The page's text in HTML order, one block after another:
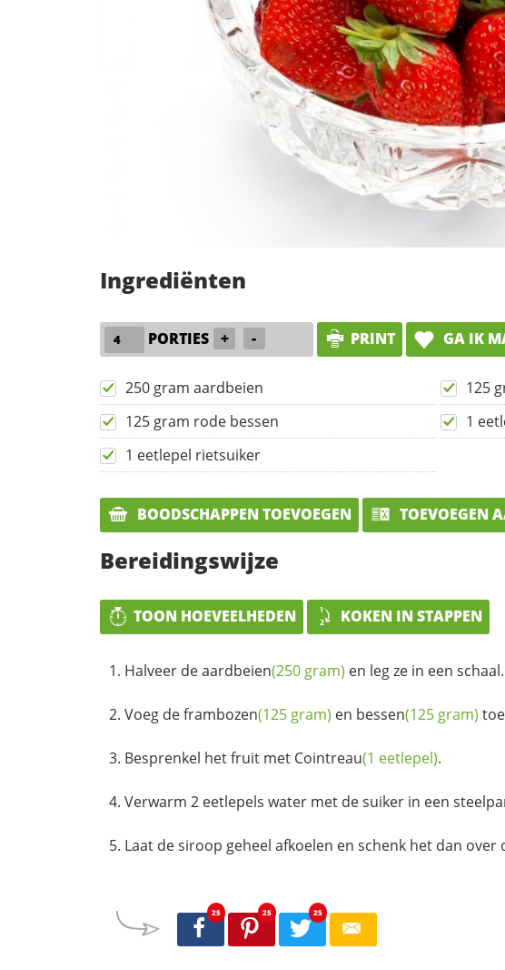
Ingrediënten
PORTIES + - PRINT GA IK
250 gram aardbeien
125
125 gram rode bessen
1
1 eetlepel rietsuiker
BOODSCHAPPEN TOEVOEGEN TOEVOEGEN
Bereidingswijze
TOON HOEVEELHEDEN KOKEN IN STAPPEN
Halveer deaardbeien(250 gram) en leg ze in een schaal.
Voeg deframbozen(125 gram) en bessen(125 gram)
Besprenkel het fruit met Cointreau(1 eetlepel).
Verwarm 2 eetlepels water met de suiker in een
Laat de siroop geheel afkoelen en schenk het dan over
25 25 25